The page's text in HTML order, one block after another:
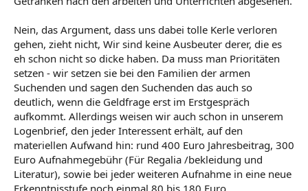
Nein, das Argument, dass uns dabei tolle Kerle verloren
gehen, zieht nicht, Wir sind keine Ausbeuter derer, die es
eh schon nicht so dicke haben. Da muss man Prioritäten
setzen - wir setzen sie bei den Familien der armen
Suchenden und sagen den Suchenden das auch so
deutlich, wenn die Geldfrage erst im Erstgespräch
aufkommt. Allerdings weisen wir auch schon in unserem
Logenbrief, den jeder Interessent erhält, auf den
materiellen Aufwand hin: rund 400 Euro Jahresbeitrag, 300
Euro Aufnahmegebühr (Für Regalia /bekleidung und
Literatur), sowie bei jeder weiteren Aufnahme in eine neue
Erkenntnisstufe noch einmal 80 bis 180 Euro